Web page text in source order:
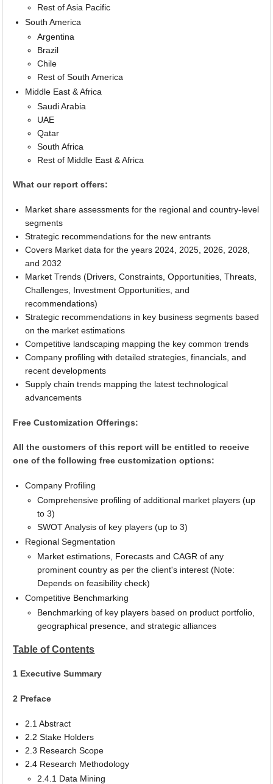
Rest of Asia Pacific
South America
Argentina
Brazil
Chile
Rest of South America
Middle East & Africa
Saudi Arabia
UAE
Qatar
South Africa
Rest of Middle East & Africa
What our report offers:
Market share assessments for the regional and country-level
segments
Strategic recommendations for the new entrants
Covers Market data for the years 2024, 2025, 2026, 2028,
and 2032
Market Trends (Drivers, Constraints, Opportunities, Threats,
Challenges, Investment Opportunities, and
recommendations)
Strategic recommendations in key business segments based
on the market estimations
Competitive landscaping mapping the key common trends
Company profiling with detailed strategies, financials, and
recent developments
Supply chain trends mapping the latest technological
advancements
Free Customization Offerings:
All the customers of this report will be entitled to receive
one of the following free customization options:
Company Profiling
Comprehensive profiling of additional market players (up
to 3)
SWOT Analysis of key players (up to 3)
Regional Segmentation
Market estimations, Forecasts and CAGR of any
prominent country as per the client's interest (Note:
Depends on feasibility check)
Competitive Benchmarking
Benchmarking of key players based on product portfolio,
geographical presence, and strategic alliances
Table of Contents
1 Executive Summary
2 Preface
2.1 Abstract
2.2 Stake Holders
2.3 Research Scope
2.4 Research Methodology
2.4.1 Data Mining